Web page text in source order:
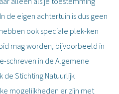
de eigen achtertuin is dus geen
ook speciale plek-ken
mag worden, bijvoorbeeld in
schreven in de Algemene
de Stichting Natuurlijk
mogelijkheden er zijn met